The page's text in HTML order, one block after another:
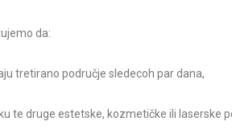
da:
tretirano područje sledecoh par dana,
te druge estetske, kozmetičke ili laserske